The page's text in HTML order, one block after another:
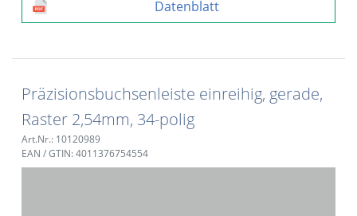
Datenblatt
Präzisionsbuchsenleiste einreihig, gerade,
Raster 2,54mm, 34-polig
Art.Nr.: 10120989
EAN / GTIN: 4011376754554